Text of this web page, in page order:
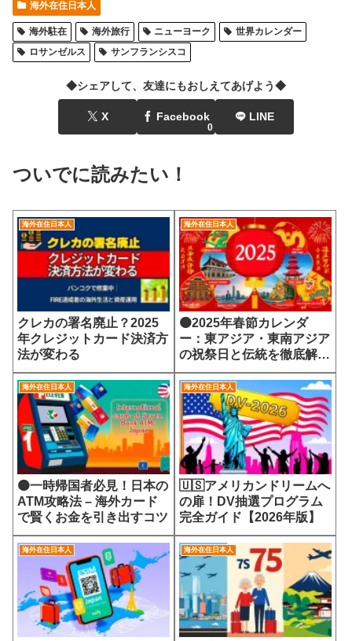
海外在住日本人
海外駐在 海外旅行 ニューヨーク
世界カレンダー
ロサンゼルス
サンフランシスコ
◆シェアして、友達にもおしえてあげよう◆
X Facebook
0
LINE
ついでに読みたい！
海外在住日本人
クレカの署名廃止？2025
年クレジットカード決済方
法が変わる
海外在住日本人
🟠2025年春節カレンダ
ー：東アジア・東南アジア
の祝祭日と伝統を徹底解
説！
海外在住日本人
🟠一時帰国者必見！日本の
ATM攻略法 – 海外カード
で賢くお金を引き出すコツ
海外在住日本人
🇺🇸アメリカンドリームへ
の扉！DV抽選プログラム
完全ガイド【2026年版】
海外在住日本人 海外在住日本人